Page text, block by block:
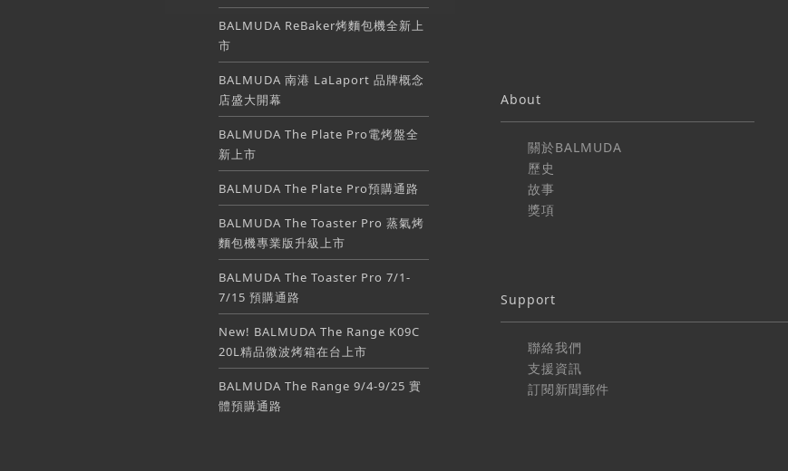
BALMUDA ReBaker烤麵包機全新上
市
BALMUDA 南港 LaLaport 品牌概念
店盛大開幕
BALMUDA The Plate Pro電烤盤全
新上市
BALMUDA The Plate Pro預購通路
BALMUDA The Toaster Pro 蒸氣烤
麵包機專業版升級上市
BALMUDA The Toaster Pro 7/1-
7/15 預購通路
New! BALMUDA The Range K09C
20L精品微波烤箱在台上市
BALMUDA The Range 9/4-9/25 實
體預購通路
About
關於BALMUDA
歷史
故事
獎項
Support
聯絡我們
支援資訊
訂閱新聞郵件